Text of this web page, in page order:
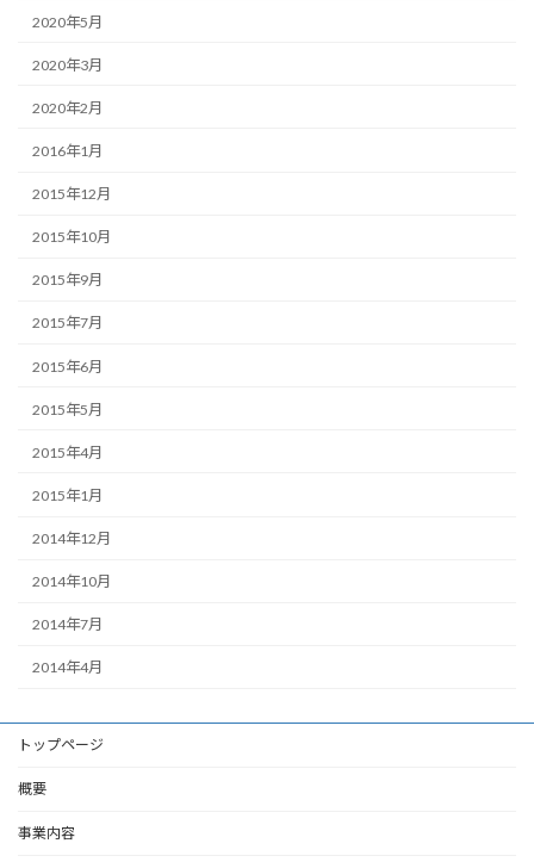
2020年5月
2020年3月
2020年2月
2016年1月
2015年12月
2015年10月
2015年9月
2015年7月
2015年6月
2015年5月
2015年4月
2015年1月
2014年12月
2014年10月
2014年7月
2014年4月
トップページ
概要
事業内容